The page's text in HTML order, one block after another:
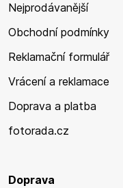
Nejprodávanější
Obchodní podmínky
Reklamační formulář
Vrácení a reklamace
Doprava a platba
fotorada.cz
Doprava